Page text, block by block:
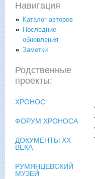
Навигация
Каталог авторов
Последние
обновления
Заметки
Родственные
проекты:
ХРОНОС
ФОРУМ ХРОНОСА
ДОКУМЕНТЫ XX
ВЕКА
РУМЯНЦЕВСКИЙ
МУЗЕЙ